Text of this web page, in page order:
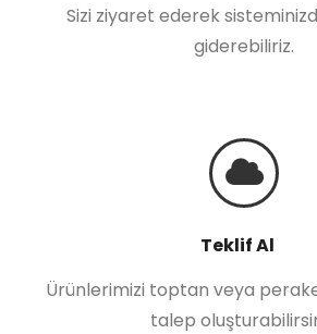
Sizi ziyaret ederek
giderebiliriz.
Teklif Al
Ürünlerimizi toptan veya
talep